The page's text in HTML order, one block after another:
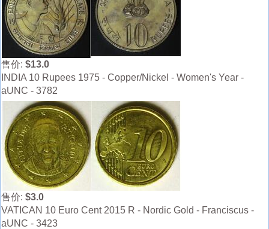
售价: $13.0
INDIA 10 Rupees 1975 - Copper/Nickel - Women's Year -
aUNC - 3782
售价: $3.0
VATICAN 10 Euro Cent 2015 R - Nordic Gold - Franciscus -
aUNC - 3423